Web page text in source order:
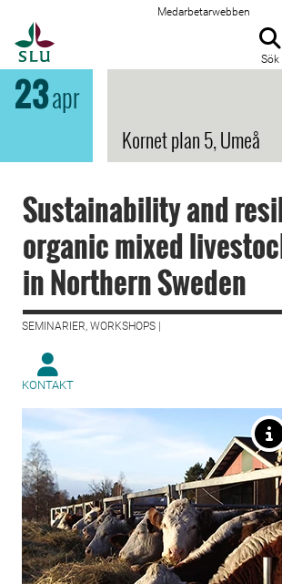
Medarbetarwebben
Sök
23apr
Kornet plan 5, Umeå
Sustainability and
organic mixed
in Northern Sweden
SEMINARIER, WORKSHOPS |
KONTAKT